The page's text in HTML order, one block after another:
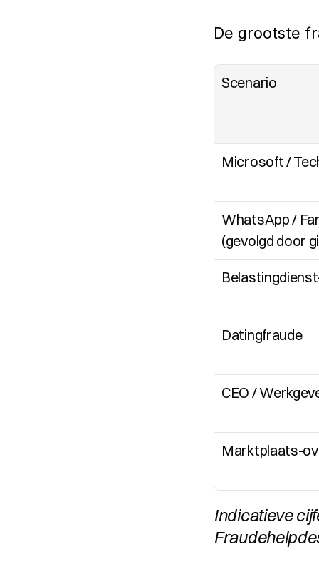
De grootste
Scenario
Microsoft /
WhatsApp /
(gevolgd door
Datingfraude
CEO /
Marktplaats-
Indicatieve